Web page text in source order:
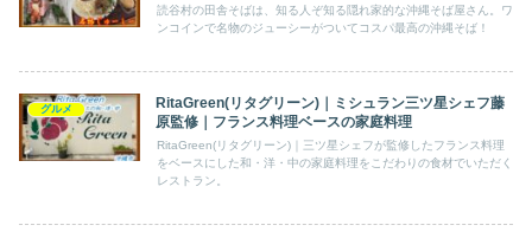
読谷村の田舎そばは、知る人ぞ知る隠れ家的な沖縄そば屋さん。ワ
ンコインで名物のジューシーがついてコスパ最高の沖縄そば！
グルメ
RitaGreen(リタグリーン)｜ミシュラン三ツ星シェフ藤
原監修｜フランス料理ベースの家庭料理
RitaGreen(リタグリーン)｜三ツ星シェフが監修したフランス料理
をベースにした和・洋・中の家庭料理をこだわりの食材でいただく
レストラン。